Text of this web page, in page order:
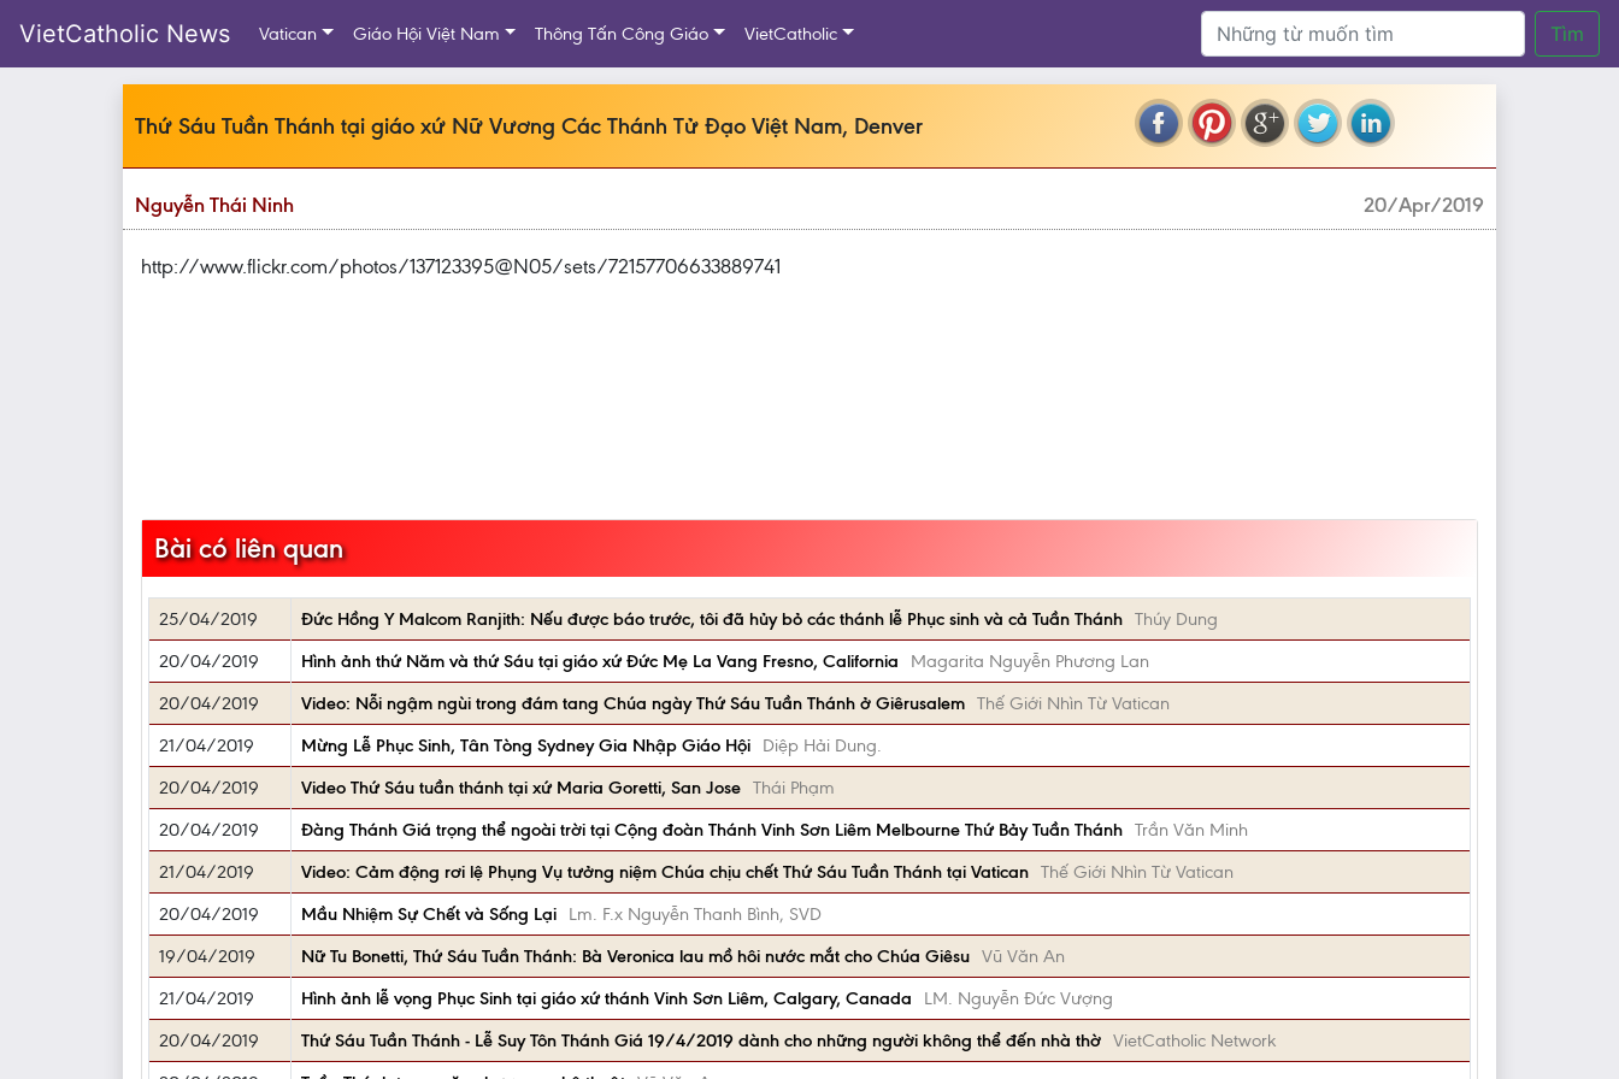
VietCatholic News Vatican Giáo Hội Việt Nam Thông Tấn Công Giáo VietCatholic Tìm
Thứ Sáu Tuần Thánh tại giáo xứ Nữ Vương Các Thánh Tử Đạo Việt Nam, Denver
Nguyễn Thái Ninh 20/Apr/2019
http://www.flickr.com/photos/137123395@N05/sets/72157706633889741
Bài có liên quan
25/04/2019 Đức Hồng Y Malcom Ranjith: Nếu được báo trước, tôi đã hủy bỏ các thánh lễ Phục sinh và cả Tuần Thánh Thúy Dung
20/04/2019
Hình ảnh thứ Năm và thứ Sáu tại giáo xứ Đức Mẹ La Vang Fresno, California
Magarita Nguyễn Phương Lan
20/04/2019
Video: Nỗi ngậm ngùi trong đám tang Chúa ngày Thứ Sáu Tuần Thánh ở Giêrusalem Thế Giới Nhìn Từ Vatican
21/04/2019
Mừng Lễ Phục Sinh, Tân Tòng Sydney Gia Nhập Giáo Hội
Diệp Hải Dung.
20/04/2019
Video Thứ Sáu tuần thánh tại xứ Maria Goretti, San Jose Thái Phạm
20/04/2019
Đàng Thánh Giá trọng thể ngoài trời tại Cộng đoàn Thánh Vinh Sơn Liêm Melbourne Thứ Bảy Tuần Thánh Trần Văn Minh
21/04/2019
Video: Cảm động rơi lệ Phụng Vụ tưởng niệm Chúa chịu chết Thứ Sáu Tuần Thánh tại Vatican Thế Giới Nhìn Từ Vatican
20/04/2019
Mầu Nhiệm Sự Chết và Sống Lại
Lm. F.x Nguyễn Thanh Bình, SVD
19/04/2019
Nữ Tu Bonetti, Thứ Sáu Tuần Thánh: Bà Veronica lau mồ hôi nước mắt cho Chúa Giêsu Vũ Văn An
21/04/2019
Hình ảnh lễ vọng Phục Sinh tại giáo xứ thánh Vinh Sơn Liêm, Calgary, Canada
LM. Nguyễn Đức Vượng
20/04/2019
Thứ Sáu Tuần Thánh - Lễ Suy Tôn Thánh Giá 19/4/2019 dành cho những người không thể đến nhà thờ VietCatholic Network